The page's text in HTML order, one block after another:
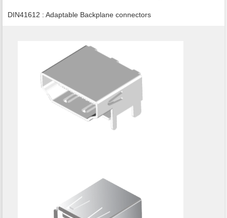
DIN41612 : Adaptable Backplane connectors